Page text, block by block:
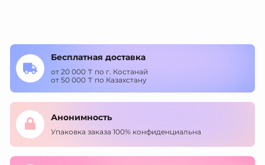
Бесплатная доставка
от 20 000 ₸ по г. Костанай
от 50 000 ₸ по Казахстану
Анонимность
Упаковка заказа 100% конфиденциальна